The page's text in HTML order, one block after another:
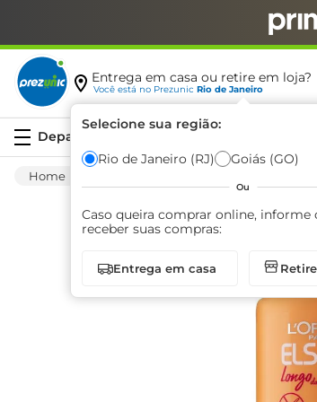
Entrega em casa ou retire em loja?
Você está no Prezunic Rio de Janeiro
Selecione sua região:
Rio de Janeiro (RJ) Goiás (GO)
Ou
Caso queira comprar online, informe
receber suas compras:
Entrega em casa